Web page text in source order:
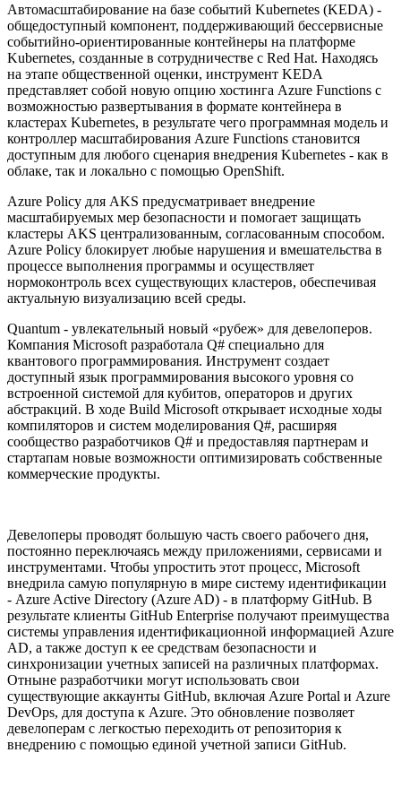
Автомасштабирование на базе событий Kubernetes (KEDA) -
общедоступный компонент, поддерживающий бессервисные
событийно-ориентированные контейнеры на платформе
Kubernetes, созданные в сотрудничестве с Red Hat. Находясь
на этапе общественной оценки, инструмент KEDA
представляет собой новую опцию хостинга Azure Functions с
возможностью развертывания в формате контейнера в
кластерах Kubernetes, в результате чего программная модель и
контроллер масштабирования Azure Functions становится
доступным для любого сценария внедрения Kubernetes - как в
облаке, так и локально с помощью OpenShift.
Azure Policy для AKS предусматривает внедрение
масштабируемых мер безопасности и помогает защищать
кластеры AKS централизованным, согласованным способом.
Azure Policy блокирует любые нарушения и вмешательства в
процессе выполнения программы и осуществляет
нормоконтроль всех существующих кластеров, обеспечивая
актуальную визуализацию всей среды.
Quantum - увлекательный новый «рубеж» для девелоперов.
Компания Microsoft разработала Q# специально для
квантового программирования. Инструмент создает
доступный язык программирования высокого уровня со
встроенной системой для кубитов, операторов и других
абстракций. В ходе Build Microsoft открывает исходные ходы
компиляторов и систем моделирования Q#, расширяя
сообщество разработчиков Q# и предоставляя партнерам и
стартапам новые возможности оптимизировать собственные
коммерческие продукты.
Девелоперы проводят большую часть своего рабочего дня,
постоянно переключаясь между приложениями, сервисами и
инструментами. Чтобы упростить этот процесс, Microsoft
внедрила самую популярную в мире систему идентификации
- Azure Active Directory (Azure AD) - в платформу GitHub. В
результате клиенты GitHub Enterprise получают преимущества
системы управления идентификационной информацией Azure
AD, а также доступ к ее средствам безопасности и
синхронизации учетных записей на различных платформах.
Отныне разработчики могут использовать свои
существующие аккаунты GitHub, включая Azure Portal и Azure
DevOps, для доступа к Azure. Это обновление позволяет
девелоперам с легкостью переходить от репозитория к
внедрению с помощью единой учетной записи GitHub.